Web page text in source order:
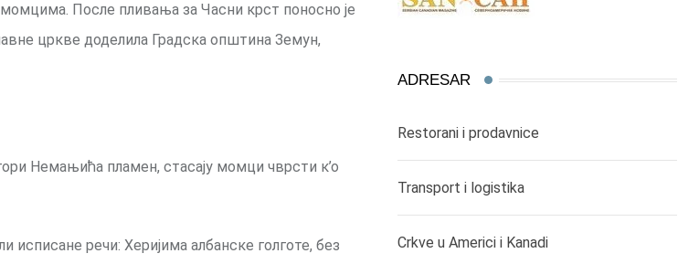
После пливања за Часни крст поносно је
цркве доделила Градска општина Земун,
Немањића пламен, стасају момци чврсти к’о
исписане речи: Херијима албанске голготе, без
ADRESAR
Restorani i prodavnice
Transport i logistika
Crkve u Americi i Kanadi